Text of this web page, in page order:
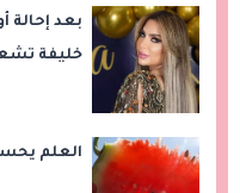
بعد إحالة
خليفة
العلم